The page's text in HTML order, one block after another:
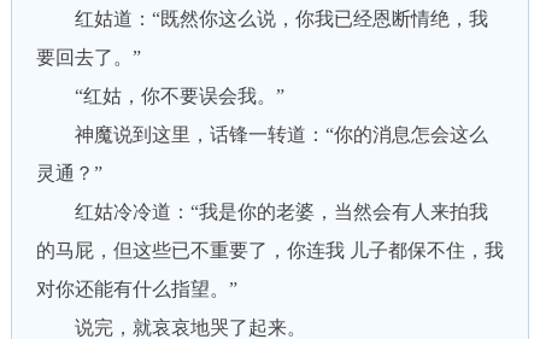
红姑道：“既然你这么说，你我已经恩断情绝，我
要回去了。”
“红姑，你不要误会我。”
神魔说到这里，话锋一转道：“你的消息怎会这么
灵通？”
红姑冷冷道：“我是你的老婆，当然会有人来拍我
的马屁，但这些已不重要了，你连我 儿子都保不住，我
对你还能有什么指望。”
说完，就哀哀地哭了起来。